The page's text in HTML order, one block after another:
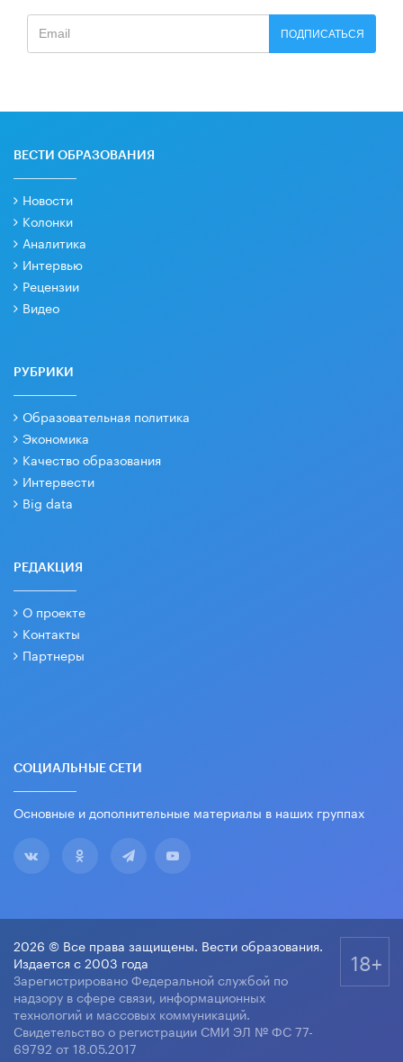
ПОДПИСАТЬСЯ
ВЕСТИ ОБРАЗОВАНИЯ
Новости
Колонки
Аналитика
Интервью
Рецензии
Видео
РУБРИКИ
Образовательная политика
Экономика
Качество образования
Интервести
Big data
РЕДАКЦИЯ
О проекте
Контакты
Партнеры
СОЦИАЛЬНЫЕ СЕТИ
Основные и дополнительные материалы в наших группах
2026 © Все права защищены. Вести образования.
Издается с 2003 года
Зарегистрировано Федеральной службой по
надзору в сфере связи, информационных
технологий и массовых коммуникаций.
Свидетельство о регистрации СМИ ЭЛ № ФС 77-
69792 от 18.05.2017
18+